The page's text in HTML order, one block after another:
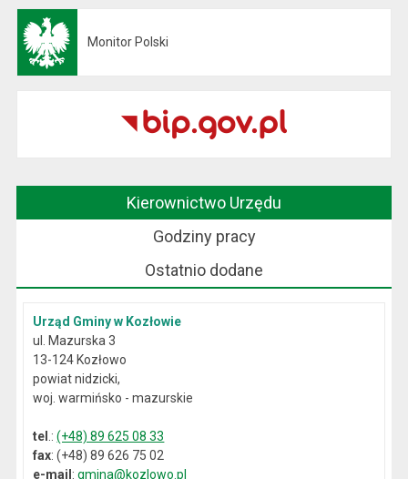
Monitor Polski
Kierownictwo Urzędu
Godziny pracy
Ostatnio dodane
Urząd Gminy w Kozłowie
ul. Mazurska 3
13-124 Kozłowo
powiat nidzicki,
woj. warmińsko - mazurskie
tel .:(+48) 89 625 08 33
fax: (+48) 89 626 75 02
e-mail:gmina@kozlowo.pl